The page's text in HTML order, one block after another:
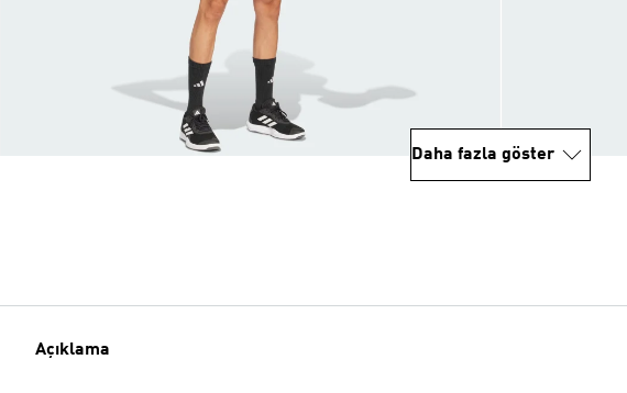
Daha fazla göster
Açıklama